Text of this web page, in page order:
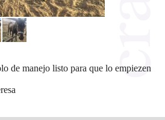
de manejo listo para que lo empiezen